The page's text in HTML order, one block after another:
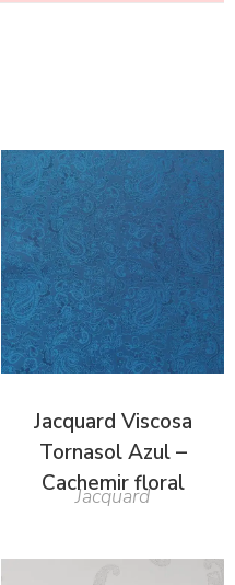
Jacquard Viscosa
Tornasol Azul –
Cachemir floral
Jacquard